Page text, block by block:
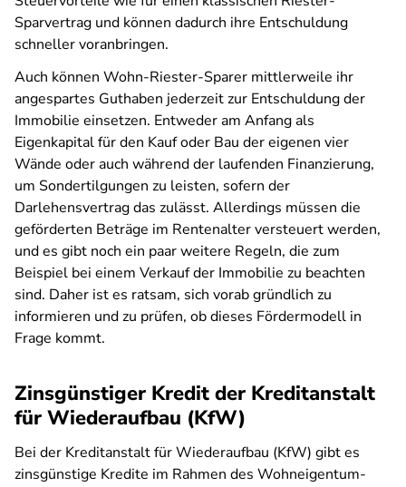
Sparvertrag und können dadurch ihre Entschuldung
schneller voranbringen.
Auch können Wohn-Riester-Sparer mittlerweile ihr
angespartes Guthaben jederzeit zur Entschuldung der
Immobilie einsetzen. Entweder am Anfang als
Eigenkapital für den Kauf oder Bau der eigenen vier
Wände oder auch während der laufenden Finanzierung,
um Sondertilgungen zu leisten, sofern der
Darlehensvertrag das zulässt. Allerdings müssen die
geförderten Beträge im Rentenalter versteuert werden,
und es gibt noch ein paar weitere Regeln, die zum
Beispiel bei einem Verkauf der Immobilie zu beachten
sind. Daher ist es ratsam, sich vorab gründlich zu
informieren und zu prüfen, ob dieses Fördermodell in
Frage kommt.
Zinsgünstiger Kredit der Kreditanstalt
für Wiederaufbau (KfW)
Bei der Kreditanstalt für Wiederaufbau (KfW) gibt es
zinsgünstige Kredite im Rahmen des Wohneigentum-